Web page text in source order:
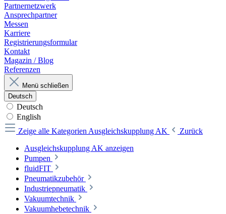
Partnernetzwerk
Ansprechpartner
Messen
Karriere
Registrierungsformular
Kontakt
Magazin / Blog
Referenzen
Menü schließen
Deutsch
Deutsch
English
Zeige alle Kategorien Ausgleichskupplung AK
Zurück
Ausgleichskupplung AK anzeigen
Pumpen
fluidFIT
Pneumatikzubehör
Industriepneumatik
Vakuumtechnik
Vakuumhebetechnik